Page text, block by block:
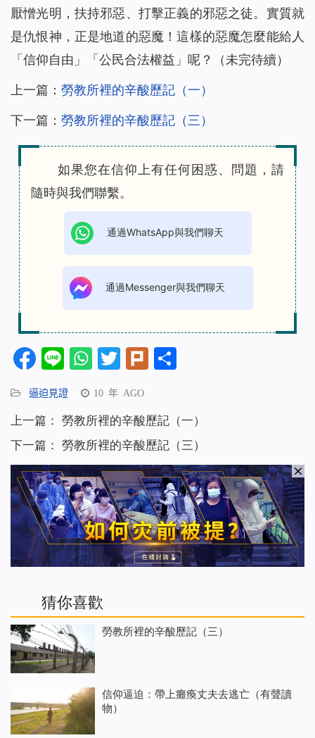
厭憎光明，扶持邪惡、打擊正義的邪惡之徒。實質就
是仇恨神，正是地道的惡魔！這樣的惡魔怎麼能給人
「信仰自由」「公民合法權益」呢？（未完待續）
上一篇： 勞教所裡的辛酸歷記（一）
下一篇： 勞教所裡的辛酸歷記（三）
如果您在信仰上有任何困惑、問題，請
隨時與我們聯繫。
通過WhatsApp與我們聊天
通過Messenger與我們聊天
Facebook
LineWhatsApp
Twitter
Plurk
逼迫見證 10 年 AGO
上一篇： 勞教所裡的辛酸歷記（一）
下一篇： 勞教所裡的辛酸歷記（三）
猜你喜歡
勞教所裡的辛酸歷記（三）
信仰逼迫：帶上癱瘓丈夫去逃亡（有聲讀
物）